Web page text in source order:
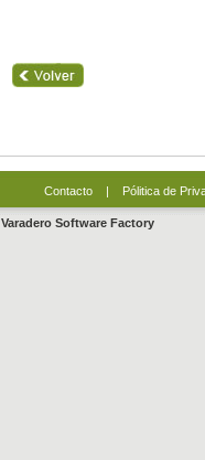
Contacto| Pólitica de
Varadero Software Factory